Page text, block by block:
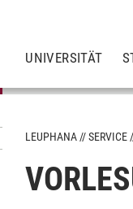
UNIVERSITÄT
LEUPHANA SERVICE